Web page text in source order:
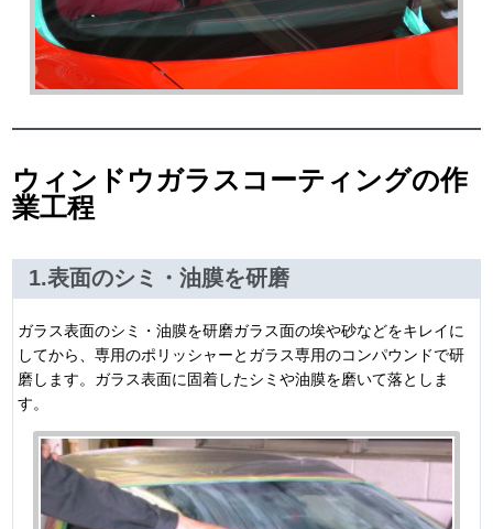
ウィンドウガラスコーティングの作
業工程
1.表面のシミ・油膜を研磨
ガラス表面のシミ・油膜を研磨ガラス面の埃や砂などをキレイに
してから、専用のポリッシャーとガラス専用のコンパウンドで研
磨します。ガラス表面に固着したシミや油膜を磨いて落としま
す。